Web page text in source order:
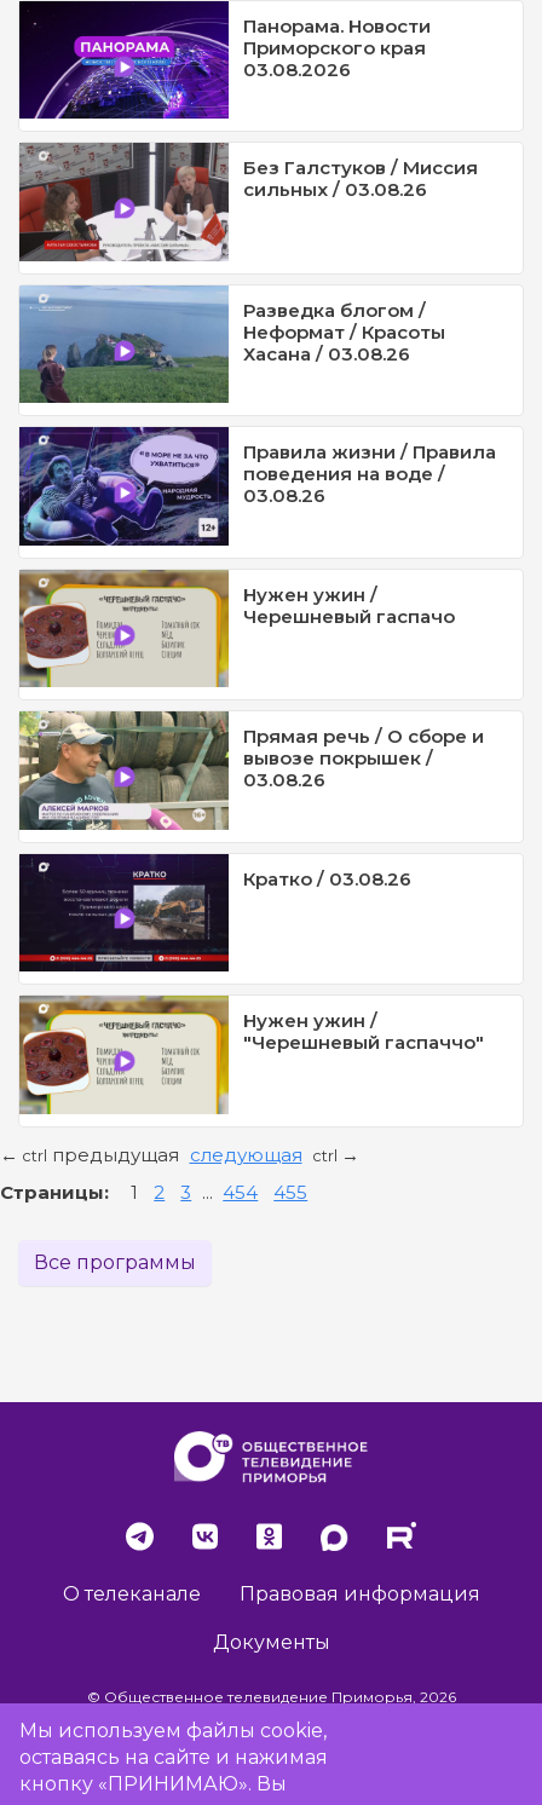
Панорама. Новости
Приморского края
03.08.2026
Без Галстуков / Миссия
сильных / 03.08.26
Разведка блогом /
Неформат / Красоты
Хасана / 03.08.26
Правила жизни / Правила
поведения на воде /
03.08.26
Нужен ужин /
Черешневый гаспачо
Прямая речь / О сборе и
вывозе покрышек /
03.08.26
Кратко / 03.08.26
Нужен ужин /
"Черешневый гаспаччо"
← ctrl предыдущая следующая ctrl →
Страницы: 1 2 3 ... 454 455
Все программы
О телеканале Правовая информация
Документы
© Общественное телевидение Приморья, 2026
Разработка сайта -
Мы используем файлы cookie,
оставаясь на сайте и нажимая
кнопку «ПРИНИМАЮ». Вы